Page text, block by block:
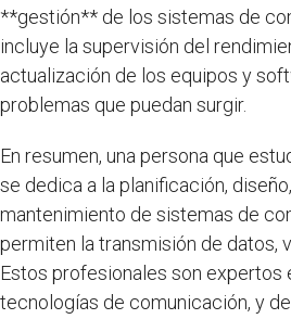
**gestión** de los sistemas de
incluye la supervisión del
actualización de los equipos y
problemas que puedan surgir.
En resumen, una persona que
se dedica a la planificación,
mantenimiento de sistemas de
permiten la transmisión de datos,
Estos profesionales son expertos
tecnologías de comunicación, y